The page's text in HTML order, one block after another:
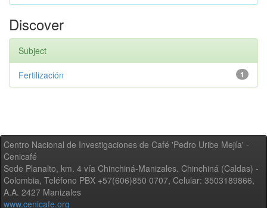
Discover
Subject
1
Fertilización
Centro Nacional de Investigaciones de Café 'Pedro Uribe Mejía' -
Cenicafé
Sede Planalto, km. 4 vía Chinchiná-Manizales. Chinchiná (Caldas) -
Colombia, Teléfono PBX +57(606)850 0707, Celular: 3503189866,
A.A. 2427 Manizales
www.cenicafe.org